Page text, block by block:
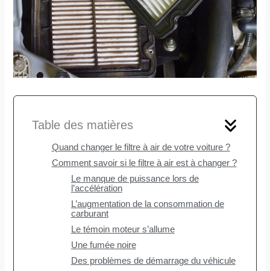
Table des matières
Quand changer le filtre à air de votre voiture ?
Comment savoir si le filtre à air est à changer ?
Le manque de puissance lors de
l’accélération
L’augmentation de la consommation de
carburant
Le témoin moteur s’allume
Une fumée noire
Des problèmes de démarrage du véhicule